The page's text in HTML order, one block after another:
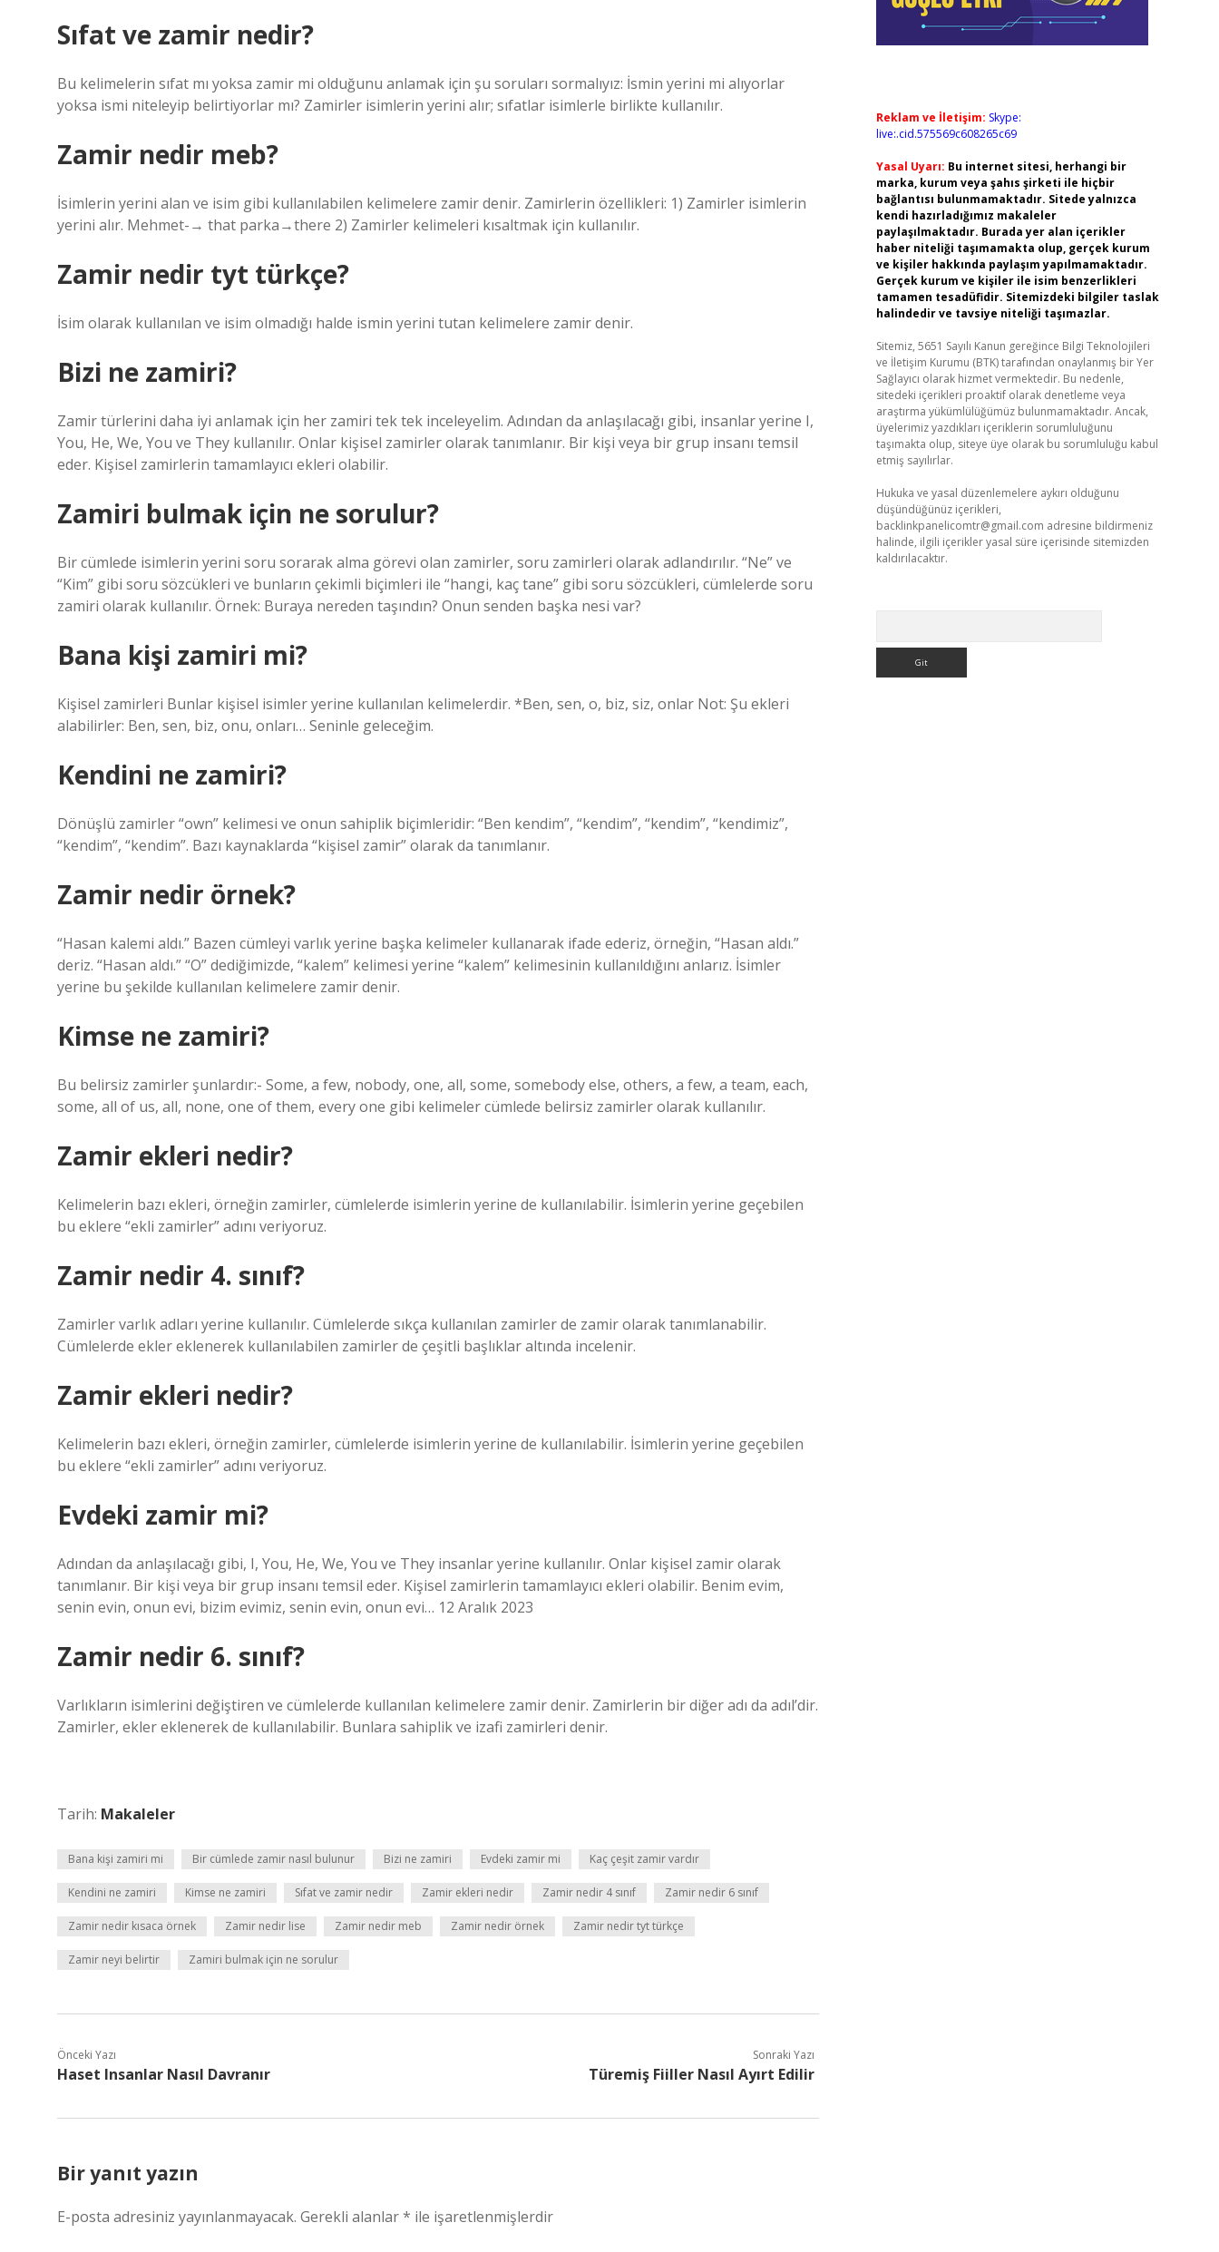
Sıfat ve zamir nedir?
Bu kelimelerin sıfat mı yoksa zamir mi olduğunu anlamak için şu soruları sormalıyız: İsmin yerini mi alıyorlar
yoksa ismi niteleyip belirtiyorlar mı? Zamirler isimlerin yerini alır; sıfatlar isimlerle birlikte kullanılır.
Zamir nedir meb?
İsimlerin yerini alan ve isim gibi kullanılabilen kelimelere zamir denir. Zamirlerin özellikleri: 1) Zamirler isimlerin
yerini alır. Mehmet-→ that parka→there 2) Zamirler kelimeleri kısaltmak için kullanılır.
Zamir nedir tyt türkçe?
İsim olarak kullanılan ve isim olmadığı halde ismin yerini tutan kelimelere zamir denir.
Bizi ne zamiri?
Zamir türlerini daha iyi anlamak için her zamiri tek tek inceleyelim. Adından da anlaşılacağı gibi, insanlar yerine I,
You, He, We, You ve They kullanılır. Onlar kişisel zamirler olarak tanımlanır. Bir kişi veya bir grup insanı temsil
eder. Kişisel zamirlerin tamamlayıcı ekleri olabilir.
Zamiri bulmak için ne sorulur?
Bir cümlede isimlerin yerini soru sorarak alma görevi olan zamirler, soru zamirleri olarak adlandırılır. “Ne” ve
“Kim” gibi soru sözcükleri ve bunların çekimli biçimleri ile “hangi, kaç tane” gibi soru sözcükleri, cümlelerde soru
zamiri olarak kullanılır. Örnek: Buraya nereden taşındın? Onun senden başka nesi var?
Bana kişi zamiri mi?
Kişisel zamirleri Bunlar kişisel isimler yerine kullanılan kelimelerdir. *Ben, sen, o, biz, siz, onlar Not: Şu ekleri
alabilirler: Ben, sen, biz, onu, onları… Seninle geleceğim.
Kendini ne zamiri?
Dönüşlü zamirler “own” kelimesi ve onun sahiplik biçimleridir: “Ben kendim”, “kendim”, “kendim”, “kendimiz”,
“kendim”, “kendim”. Bazı kaynaklarda “kişisel zamir” olarak da tanımlanır.
Zamir nedir örnek?
“Hasan kalemi aldı.” Bazen cümleyi varlık yerine başka kelimeler kullanarak ifade ederiz, örneğin, “Hasan aldı.”
deriz. “Hasan aldı.” “O” dediğimizde, “kalem” kelimesi yerine “kalem” kelimesinin kullanıldığını anlarız. İsimler
yerine bu şekilde kullanılan kelimelere zamir denir.
Kimse ne zamiri?
Bu belirsiz zamirler şunlardır:- Some, a few, nobody, one, all, some, somebody else, others, a few, a team, each,
some, all of us, all, none, one of them, every one gibi kelimeler cümlede belirsiz zamirler olarak kullanılır.
Zamir ekleri nedir?
Kelimelerin bazı ekleri, örneğin zamirler, cümlelerde isimlerin yerine de kullanılabilir. İsimlerin yerine geçebilen
bu eklere “ekli zamirler” adını veriyoruz.
Zamir nedir 4. sınıf?
Zamirler varlık adları yerine kullanılır. Cümlelerde sıkça kullanılan zamirler de zamir olarak tanımlanabilir.
Cümlelerde ekler eklenerek kullanılabilen zamirler de çeşitli başlıklar altında incelenir.
Zamir ekleri nedir?
Kelimelerin bazı ekleri, örneğin zamirler, cümlelerde isimlerin yerine de kullanılabilir. İsimlerin yerine geçebilen
bu eklere “ekli zamirler” adını veriyoruz.
Evdeki zamir mi?
Adından da anlaşılacağı gibi, I, You, He, We, You ve They insanlar yerine kullanılır. Onlar kişisel zamir olarak
tanımlanır. Bir kişi veya bir grup insanı temsil eder. Kişisel zamirlerin tamamlayıcı ekleri olabilir. Benim evim,
senin evin, onun evi, bizim evimiz, senin evin, onun evi… 12 Aralık 2023
Zamir nedir 6. sınıf?
Varlıkların isimlerini değiştiren ve cümlelerde kullanılan kelimelere zamir denir. Zamirlerin bir diğer adı da adıl’dir.
Zamirler, ekler eklenerek de kullanılabilir. Bunlara sahiplik ve izafi zamirleri denir.
Tarih: Makaleler
Bana kişi zamiri mi Bir cümlede zamir nasıl bulunur Bizi ne zamiri Evdeki zamir mi Kaç çeşit zamir vardır
Kendini ne zamiri Kimse ne zamiri Sıfat ve zamir nedir Zamir ekleri nedir Zamir nedir 4 sınıf Zamir nedir 6 sınıf
Zamir nedir kısaca örnek Zamir nedir lise Zamir nedir meb Zamir nedir örnek Zamir nedir tyt türkçe
Zamir neyi belirtir Zamiri bulmak için ne sorulur
Önceki Yazı
Haset Insanlar Nasıl Davranır
Sonraki Yazı
Türemiş Fiiller Nasıl Ayırt Edilir
Bir yanıt yazın
E-posta adresiniz yayınlanmayacak. Gerekli alanlar* ile işaretlenmişlerdir
Reklam ve İletişim: Skype:
live:.cid.575569c608265c69
Yasal Uyarı: Bu internet sitesi, herhangi bir
marka, kurum veya şahıs şirketi ile hiçbir
bağlantısı bulunmamaktadır. Sitede yalnızca
kendi hazırladığımız makaleler
paylaşılmaktadır. Burada yer alan içerikler
haber niteliği taşımamakta olup, gerçek kurum
ve kişiler hakkında paylaşım yapılmamaktadır.
Gerçek kurum ve kişiler ile isim benzerlikleri
tamamen tesadüfidir. Sitemizdeki bilgiler taslak
halindedir ve tavsiye niteliği taşımazlar.
Sitemiz, 5651 Sayılı Kanun gereğince Bilgi Teknolojileri
ve İletişim Kurumu (BTK) tarafından onaylanmış bir Yer
Sağlayıcı olarak hizmet vermektedir. Bu nedenle,
sitedeki içerikleri proaktif olarak denetleme veya
araştırma yükümlülüğümüz bulunmamaktadır. Ancak,
üyelerimiz yazdıkları içeriklerin sorumluluğunu
taşımakta olup, siteye üye olarak bu sorumluluğu kabul
etmiş sayılırlar.
Hukuka ve yasal düzenlemelere aykırı olduğunu
düşündüğünüz içerikleri,
backlinkpanelicomtr@gmail.com adresine bildirmeniz
halinde, ilgili içerikler yasal süre içerisinde sitemizden
kaldırılacaktır.